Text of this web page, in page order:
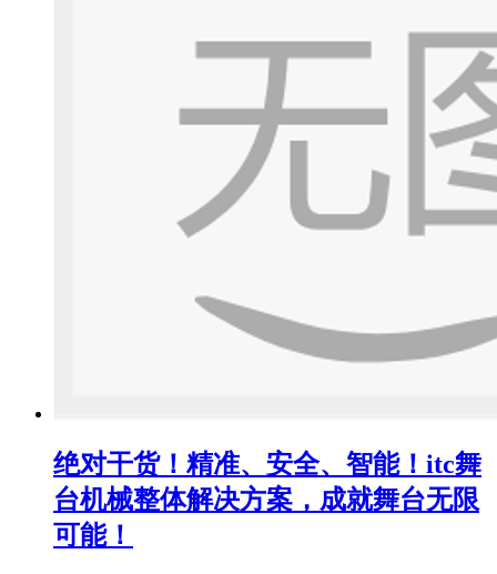
绝对干货！精准、安全、智能！itc舞
台机械整体解决方案，成就舞台无限
可能！